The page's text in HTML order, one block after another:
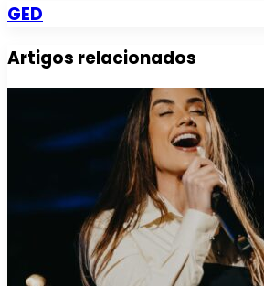
GED
Artigos relacionados